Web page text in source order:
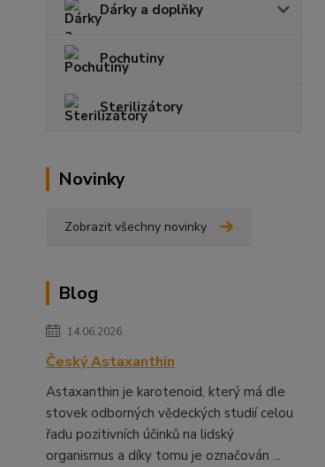
Dárky a doplňky
Pochutiny
Sterilizátory
Novinky
Zobrazit všechny novinky
Blog
14.06.2026
Český Astaxanthin
Astaxanthin je karotenoid, který má dle
stovek odborných vědeckých studií celou
řadu pozitivních účinků na lidský
organismus a díky tomu je označován ...